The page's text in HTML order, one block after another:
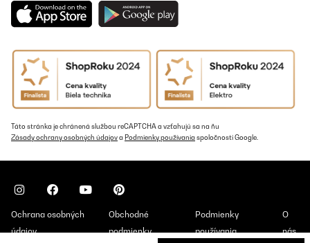
Táto stránka je chránená službou reCAPTCHA a vzťahujú sa na ňu
Zásady ochrany osobných údajova Podmienky používania spoločnosti Google.
Ochrana osobných
údajov
Obchodné
podmienky
Podmienky
používania
O
nás